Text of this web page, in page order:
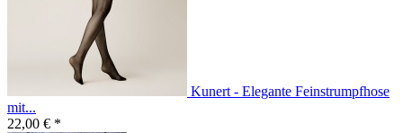
Kunert - Elegante Feinstrumpfhose
mit...
22,00 € *